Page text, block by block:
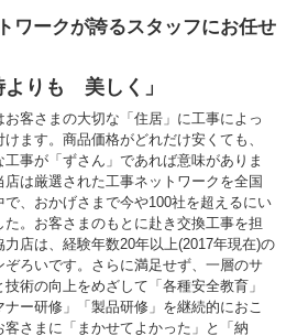
ワークが誇るスタッフにお任せ
りも 美しく」
お客さまの大切な「住居」に工事によっ
けます。商品価格がどれだけ安くても、
工事が「ずさん」であれば意味がありま
店は厳選された工事ネットワークを全国
で、おかげさまで今や100社を超えるにい
た。お客さまのもとに赴き交換工事を担
力店は、経験年数20年以上(2017年現在)の
ぞろいです。さらに満足せず、一層のサ
技術の向上をめざして「各種安全教育」
ナー研修」「製品研修」を継続的におこ
客さまに「まかせてよかった」と「納